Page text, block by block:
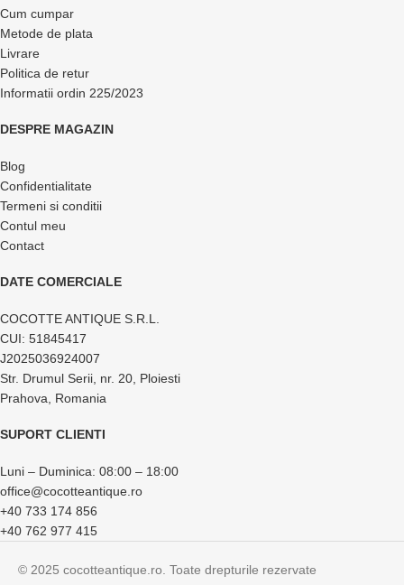
Cum cumpar
Metode de plata
Livrare
Politica de retur
Informatii ordin 225/2023
DESPRE MAGAZIN
Blog
Confidentialitate
Termeni si conditii
Contul meu
Contact
DATE COMERCIALE
COCOTTE ANTIQUE S.R.L.
CUI: 51845417
J2025036924007
Str. Drumul Serii, nr. 20, Ploiesti
Prahova, Romania
SUPORT CLIENTI
Luni – Duminica: 08:00 – 18:00
office@cocotteantique.ro
+40 733 174 856
+40 762 977 415
© 2025 cocotteantique.ro. Toate drepturile rezervate